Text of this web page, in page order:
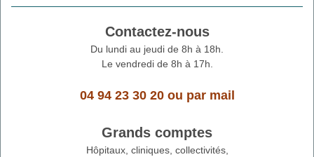
Contactez-nous
Du lundi au jeudi de 8h à 18h.
Le vendredi de 8h à 17h.
04 94 23 30 20ou par mail
Grands comptes
Hôpitaux, cliniques, collectivités,